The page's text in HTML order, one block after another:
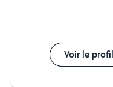
longue expérience dans
travail bien fait...je
ce que je fait et si
Voir le profil